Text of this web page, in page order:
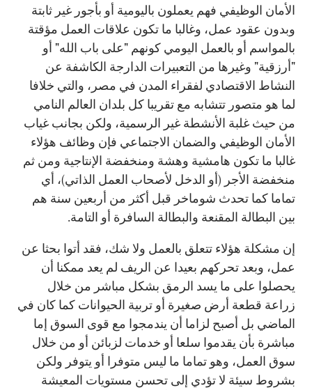
الأمان الوظيفي فهم يعملون باليومية أو بأجور غير ثابتة
وبدون عقود عمل، وغالبا ما تكون علاقات العمل مؤقتة
بالمواسم أو بالعمل اليومي كونهم "على باب الله" أو
"أرزقية" وغيرها من التعبيرات الدارجة الكاشفة عن
النشاط الاقتصادي لفقراء المدن في مصر، والتي خلافا
لما هو متصور تتشابه مع تقريبا كل بلدان العالم النامي
من حيث غلبة الأنشطة غير الرسمية، ولكن بجانب غياب
الأمان الوظيفي والضمان الاجتماعي فإن وظائف هؤلاء
غالبا ما تكون هامشية وهشة ومنخفضة الإنتاجية ومن ثم
منخفضة الأجر (أو الدخل لأصحاب العمل الذاتي)، أي
تماما كما تحدث شوماخر قبل أكثر من أربعين سنة هم
بين البطالة المقنعة والبطالة السافرة أو التامة.
إن مشكلة هؤلاء تتعلق بالعمل ولا شك، فقد أتوا بحثا عن
عمل، وبعد تحركهم بعيدا عن الريف لم يعد ممكنا أن
يحصلوا على ما يسد الرمق بشكل مباشر من خلال
زراعة قطعة أرض صغيرة أو تربية الحيوانات كما كان في
الماضي بل أصبح لزاما أن يندمجوا مع قوى السوق إما
مباشرة بأن يقدموا سلعا أو خدمات لزبائن أو من خلال
سوق العمل، وهو تماما ما ليس متوفرا أو يتوفر ولكن
بشروط سيئة لا تؤدي إلى تحسن مستويات المعيشة